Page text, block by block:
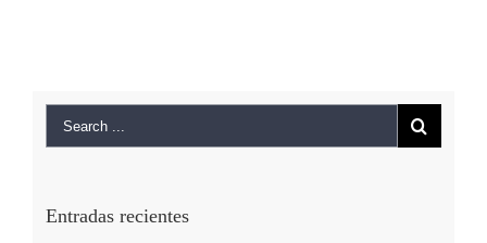
Entradas recientes